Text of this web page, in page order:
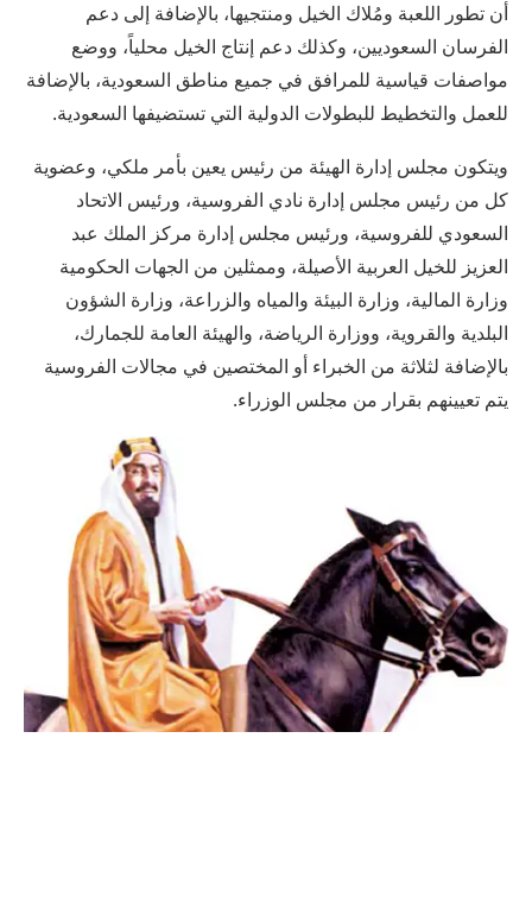
أن تطور اللعبة ومُلاك الخيل ومنتجيها، بالإضافة إلى دعم
الفرسان السعوديين، وكذلك دعم إنتاج الخيل محلياً، ووضع
مواصفات قياسية للمرافق في جميع مناطق السعودية، بالإضافة
للعمل والتخطيط للبطولات الدولية التي تستضيفها السعودية.
ويتكون مجلس إدارة الهيئة من رئيس يعين بأمر ملكي، وعضوية
كل من رئيس مجلس إدارة نادي الفروسية، ورئيس الاتحاد
السعودي للفروسية، ورئيس مجلس إدارة مركز الملك عبد
العزيز للخيل العربية الأصيلة، وممثلين من الجهات الحكومية
وزارة المالية، وزارة البيئة والمياه والزراعة، وزارة الشؤون
البلدية والقروية، ووزارة الرياضة، والهيئة العامة للجمارك،
بالإضافة لثلاثة من الخبراء أو المختصين في مجالات الفروسية
يتم تعيينهم بقرار من مجلس الوزراء.